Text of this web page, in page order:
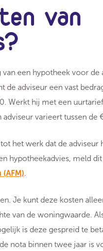
van
een hypotheek voor de
adviseur een vast
Werkt hij met een
varieert tussen de
het werk dat de
hypotheekadvies, meld
.
Je kunt deze kosten
van de woningwaarde.
is deze gespreid te
nota binnen twee jaar is